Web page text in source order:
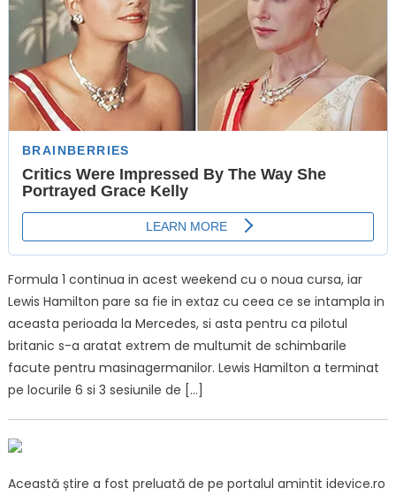
Formula 1 continua in acest weekend cu o noua cursa, iar
Lewis Hamilton pare sa fie in extaz cu ceea ce se intampla in
aceasta perioada la Mercedes, si asta pentru ca pilotul
britanic s-a aratat extrem de multumit de schimbarile
facute pentru masinagermanilor. Lewis Hamilton a terminat
pe locurile 6 si 3 sesiunile de […]
Această știre a fost preluată de pe portalul amintit idevice.ro